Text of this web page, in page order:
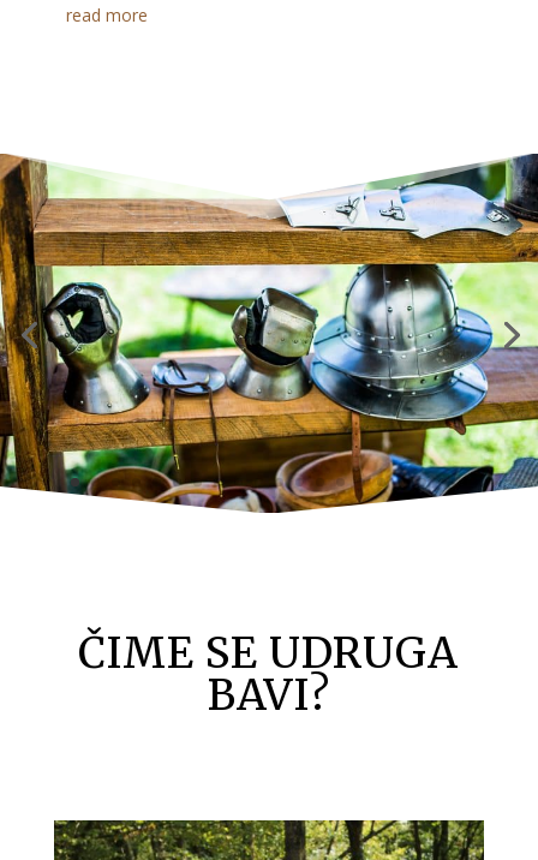
read more
ČIME SE UDRUGA
BAVI?